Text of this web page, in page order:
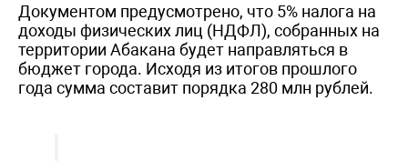
Документом предусмотрено, что 5% налога на
доходы физических лиц (НДФЛ), собранных на
территории Абакана будет направляться в
бюджет города. Исходя из итогов прошлого
года сумма составит порядка 280 млн рублей.